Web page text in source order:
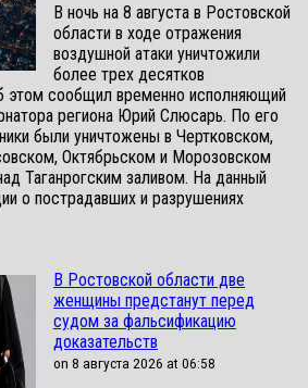
В ночь на 8 августа в Ростовской
области в ходе отражения
воздушной атаки уничтожили
более трех десятков
этом сообщил временно исполняющий
региона Юрий Слюсарь. По его
были уничтожены в Чертковском,
Октябрьском и Морозовском
Таганрогским заливом. На данный
о пострадавших и разрушениях
В Ростовской области две
женщины предстанут перед
судом за фальсификацию
доказательств
on 8 августа 2026 at 06:58